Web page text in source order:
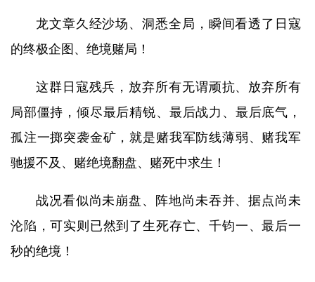
龙文章久经沙场、洞悉全局，瞬间看透了日寇
的终极企图、绝境赌局！
这群日寇残兵，放弃所有无谓顽抗、放弃所有
局部僵持，倾尽最后精锐、最后战力、最后底气，
孤注一掷突袭金矿，就是赌我军防线薄弱、赌我军
驰援不及、赌绝境翻盘、赌死中求生！
战况看似尚未崩盘、阵地尚未吞并、据点尚未
沦陷，可实则已然到了生死存亡、千钧一、最后一
秒的绝境！